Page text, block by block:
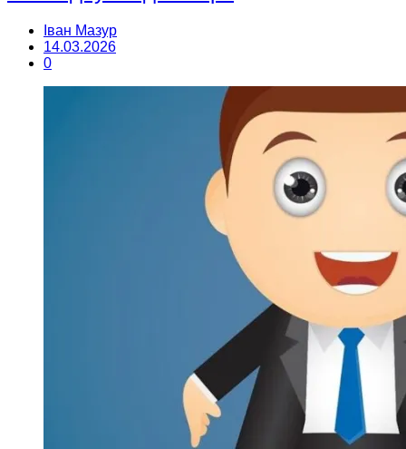
Іван Мазур
14.03.2026
0